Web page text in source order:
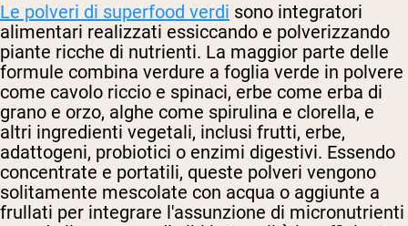
Le polveri di superfood verdi sono integratori
alimentari realizzati essiccando e polverizzando
piante ricche di nutrienti. La maggior parte delle
formule combina verdure a foglia verde in polvere
come cavolo riccio e spinaci, erbe come erba di
grano e orzo, alghe come spirulina e clorella, e
altri ingredienti vegetali, inclusi frutti, erbe,
adattogeni, probiotici o enzimi digestivi. Essendo
concentrate e portatili, queste polveri vengono
solitamente mescolate con acqua o aggiunte a
frullati per integrare l'assunzione di micronutrienti